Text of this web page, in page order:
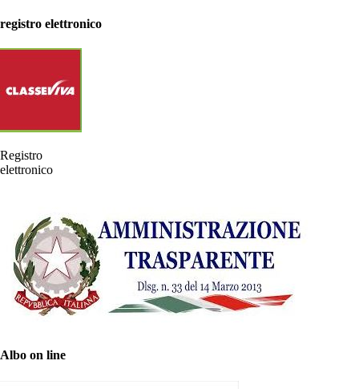
registro elettronico
Registro
elettronico
Albo on line